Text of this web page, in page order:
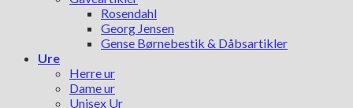
Rosendahl
Georg Jensen
Gense Børnebestik & Dåbsartikler
Ure
Herre ur
Dame ur
Unisex Ur